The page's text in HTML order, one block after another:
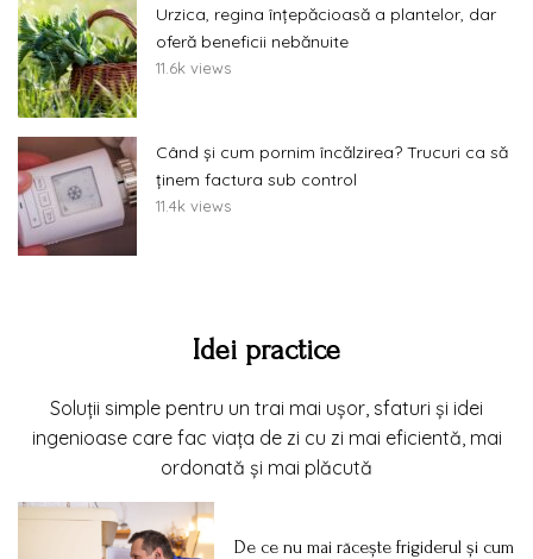
Urzica, regina înțepăcioasă a plantelor, dar
oferă beneficii nebănuite
11.6k views
Când și cum pornim încălzirea? Trucuri ca să
ținem factura sub control
11.4k views
Idei practice
Soluții simple pentru un trai mai ușor, sfaturi și idei
ingenioase care fac viața de zi cu zi mai eficientă, mai
ordonată și mai plăcută
De ce nu mai răcește frigiderul și cum